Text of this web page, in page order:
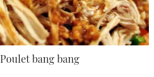
Poulet bang bang